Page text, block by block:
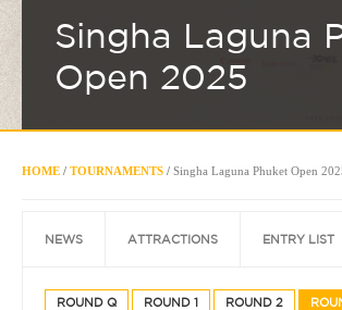
Singha Laguna
Open 2025
HOME / TOURNAMENTS / Singha Laguna Phuket Open
NEWS ATTRACTIONS ENTRY LIST
ROUND Q ROUND 1 ROUND 2